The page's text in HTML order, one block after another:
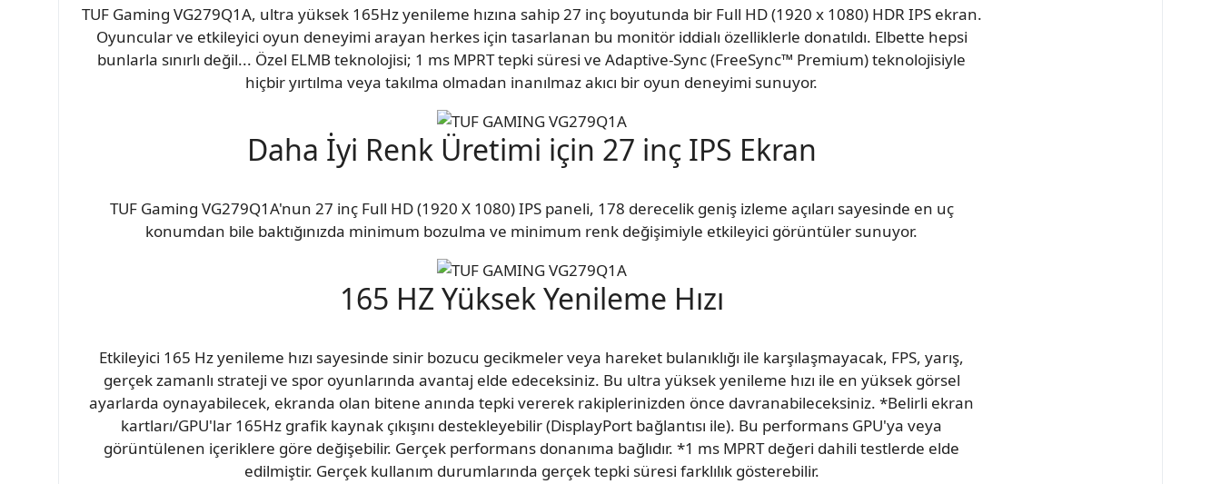
TUF Gaming VG279Q1A, ultra yüksek 165Hz yenileme hızına sahip 27 inç boyutunda bir Full HD (1920 x 1080) HDR IPS ekran.
Oyuncular ve etkileyici oyun deneyimi arayan herkes için tasarlanan bu monitör iddialı özelliklerle donatıldı. Elbette hepsi
bunlarla sınırlı değil... Özel ELMB teknolojisi; 1 ms MPRT tepki süresi ve Adaptive-Sync (FreeSync™ Premium) teknolojisiyle
hiçbir yırtılma veya takılma olmadan inanılmaz akıcı bir oyun deneyimi sunuyor.
Daha İyi Renk Üretimi için 27 inç IPS Ekran
TUF Gaming VG279Q1A'nun 27 inç Full HD (1920 X 1080) IPS paneli, 178 derecelik geniş izleme açıları sayesinde en uç
konumdan bile baktığınızda minimum bozulma ve minimum renk değişimiyle etkileyici görüntüler sunuyor.
165 HZ Yüksek Yenileme Hızı
Etkileyici 165 Hz yenileme hızı sayesinde sinir bozucu gecikmeler veya hareket bulanıklığı ile karşılaşmayacak, FPS, yarış,
gerçek zamanlı strateji ve spor oyunlarında avantaj elde edeceksiniz. Bu ultra yüksek yenileme hızı ile en yüksek görsel
ayarlarda oynayabilecek, ekranda olan bitene anında tepki vererek rakiplerinizden önce davranabileceksiniz. *Belirli ekran
kartları/GPU'lar 165Hz grafik kaynak çıkışını destekleyebilir (DisplayPort bağlantısı ile). Bu performans GPU'ya veya
görüntülenen içeriklere göre değişebilir. Gerçek performans donanıma bağlıdır. *1 ms MPRT değeri dahili testlerde elde
edilmiştir. Gerçek kullanım durumlarında gerçek tepki süresi farklılık gösterebilir.